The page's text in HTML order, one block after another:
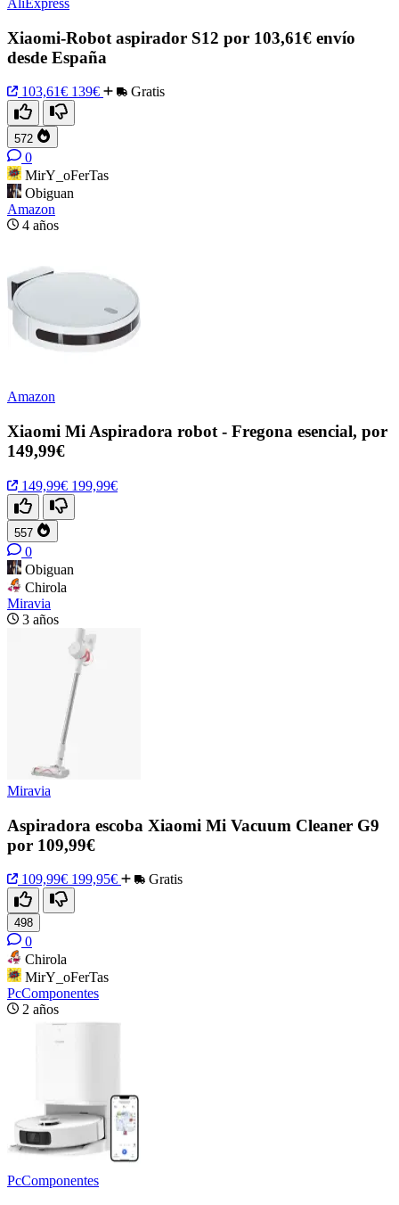
AliExpress
Xiaomi-Robot aspirador S12 por 103,61€ envío
desde España
103,61€ 139€ Gratis
572
0
MirY_oFerTas
Obiguan
Amazon
4 años
Amazon
Xiaomi Mi Aspiradora robot - Fregona esencial, por
149,99€
149,99€ 199,99€
557
0
Obiguan
Chirola
Miravia
3 años
Miravia
Aspiradora escoba Xiaomi Mi Vacuum Cleaner G9
por 109,99€
109,99€ 199,95€ Gratis
498
0
Chirola
MirY_oFerTas
PcComponentes
2 años
PcComponentes